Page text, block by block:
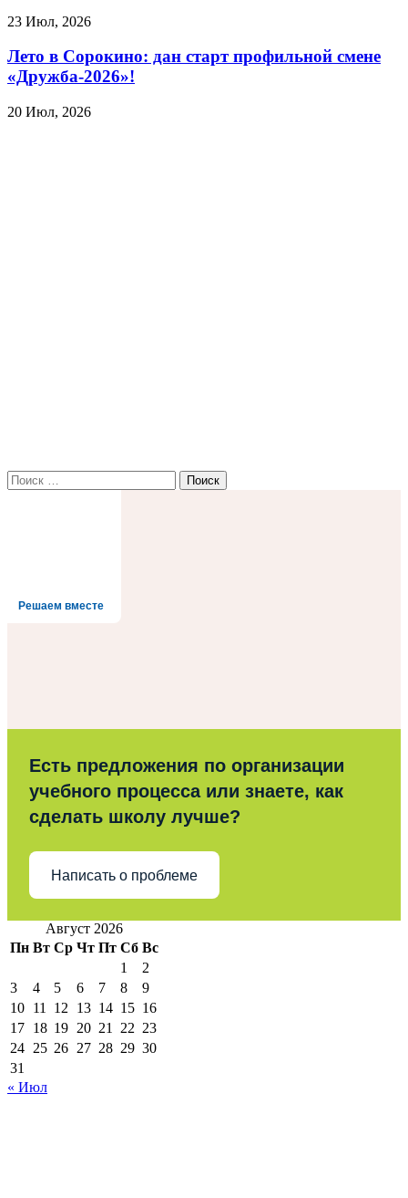
23 Июл, 2026
Лето в Сорокино: дан старт профильной смене
«Дружба-2026»!
20 Июл, 2026
Найти:
Решаем вместе
Есть предложения по организации
учебного процесса или знаете, как
сделать школу лучше?
Написать о проблеме
Август 2026
Пн Вт Ср Чт Пт Сб Вс
1
2
3
4 5 6 7 8
9
10 11 12 13 14 15 16
17 18 19 20 21 22 23
24 25 26 27 28 29 30
31
« Июл